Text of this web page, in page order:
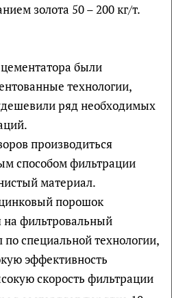
золота 50 – 200 кг/т.
были
технологии,
ряд необходимых
производиться
способом фильтрации
материал.
порошок
на фильтровальный
специальной технологии,
эффективность
скорость фильтрации